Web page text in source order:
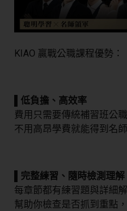
KIAO 贏戰公職課程優勢：
▌低負擔、高效率
費用只需要傳統補習班公
不用高昂學費就能得到名
▌完整練習、隨時檢測理解
每章節都有練習題與詳細解
幫助你檢查是否抓到重點，